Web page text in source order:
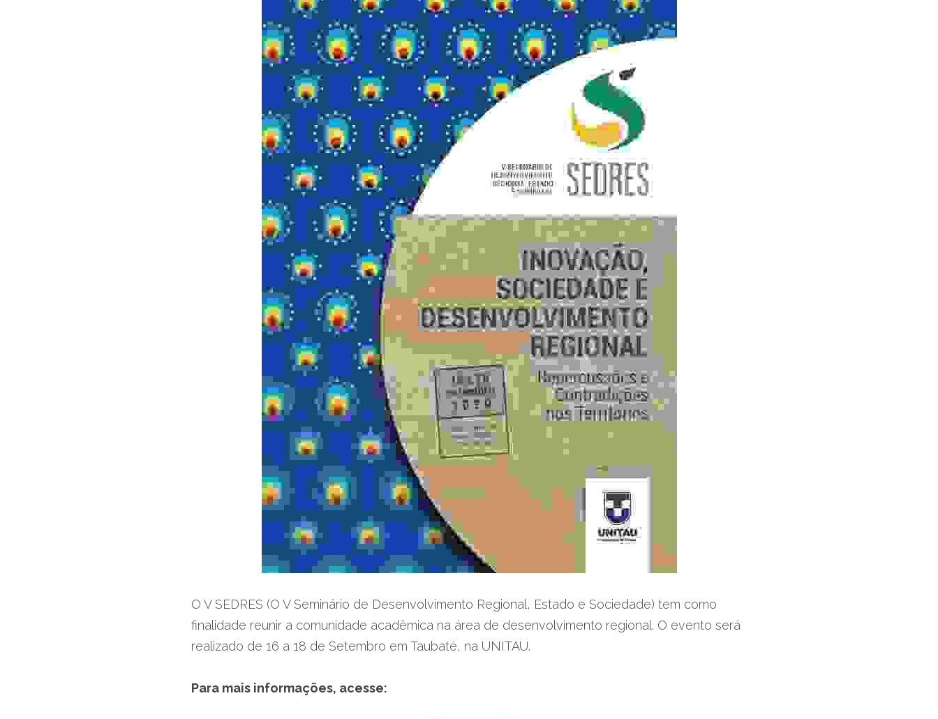
O V SEDRES (O V Seminário de Desenvolvimento Regional, Estado e Sociedade) tem como
finalidade reunir a comunidade acadêmica na área de desenvolvimento regional. O evento será
realizado de 16 a 18 de Setembro em Taubaté, na UNITAU.
Para mais informações, acesse: